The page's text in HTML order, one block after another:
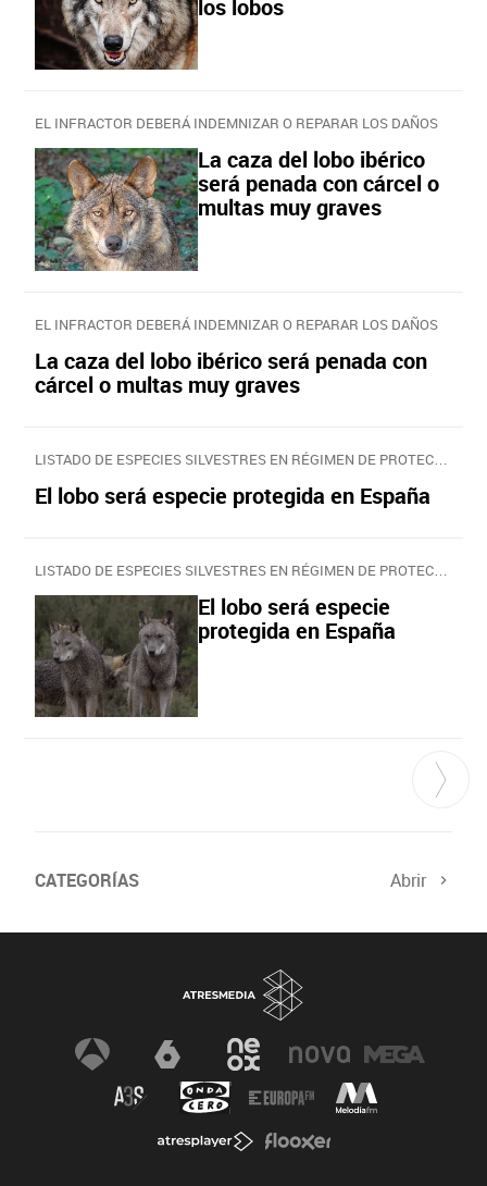
los lobos
EL INFRACTOR DEBERÁ INDEMNIZAR O REPARAR LOS DAÑOS
La caza del lobo ibérico
será penada con cárcel o
multas muy graves
EL INFRACTOR DEBERÁ INDEMNIZAR O REPARAR LOS DAÑOS
La caza del lobo ibérico será penada con
cárcel o multas muy graves
LISTADO DE ESPECIES SILVESTRES EN RÉGIMEN DE PROTECCIÓN ESPECIAL
El lobo será especie protegida en España
LISTADO DE ESPECIES SILVESTRES EN RÉGIMEN DE PROTECCIÓN ESPECIAL
El lobo será especie
protegida en España
CATEGORÍAS Abrir